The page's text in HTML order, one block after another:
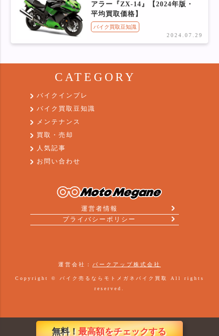
無料！最高額をチェックする
アラー『ZX-14』【2024年版・
平均買取価格】
バイク買取豆知識
2024.07.29
運営者情報
プライバシーポリシー
CATEGORY
バイクインプレ
バイク買取豆知識
メンテナンス
買取・売却
人気記事
お問い合わせ
運営会社： パークアップ株式会社
Copyright © バイク売るならモトメガネバイク買取
All rights
reserved.